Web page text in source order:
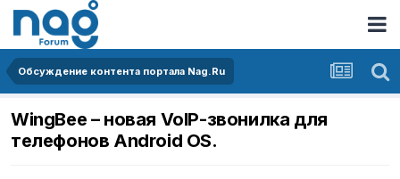
Обсуждение контента портала Nag.Ru
WingBee – новая VoIP-звонилка для
телефонов Android OS.